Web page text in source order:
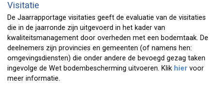
Visitatie
De Jaarrapportage visitaties geeft de evaluatie van de visitaties
die in de jaarronde zijn uitgevoerd in het kader van
kwaliteitsmanagement door overheden met een bodemtaak. De
deelnemers zijn provincies en gemeenten (of namens hen:
omgevingsdiensten) die onder andere de bevoegd gezag taken
ingevolge de Wet bodembescherming uitvoeren. Klik hier voor
meer informatie.